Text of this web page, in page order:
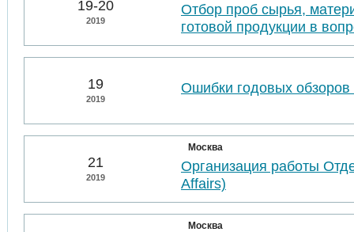
19-20
2019
Отбор проб сырья,
готовой продукции в
19
2019
Ошибки годовых обзоров
21
2019
Москва
Организация работы
Affairs)
Москва